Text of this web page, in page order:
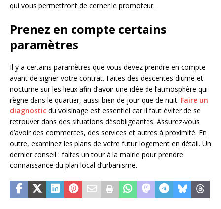
qui vous permettront de cerner le promoteur.
Prenez en compte certains
paramètres
Il y a certains paramètres que vous devez prendre en compte
avant de signer votre contrat. Faites des descentes diurne et
nocturne sur les lieux afin d’avoir une idée de l’atmosphère qui
règne dans le quartier, aussi bien de jour que de nuit. Faire un
diagnostic du voisinage est essentiel car il faut éviter de se
retrouver dans des situations désobligeantes. Assurez-vous
d’avoir des commerces, des services et autres à proximité. En
outre, examinez les plans de votre futur logement en détail. Un
dernier conseil : faites un tour à la mairie pour prendre
connaissance du plan local d’urbanisme.